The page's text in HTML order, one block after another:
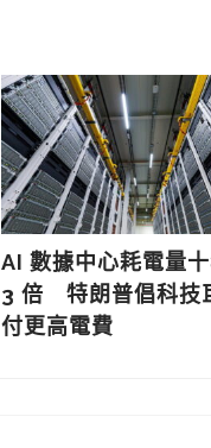
AI 數據中心耗電量
3 倍 特朗普倡科技
付更高電費